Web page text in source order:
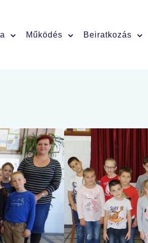
Működés Beiratkozás